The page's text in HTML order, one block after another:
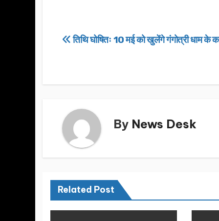
e
o
o
n
e
Post
तिथि घोषितः 10 मई को खुलेंगे गंगोत्री धाम के
By News Desk
Related Post